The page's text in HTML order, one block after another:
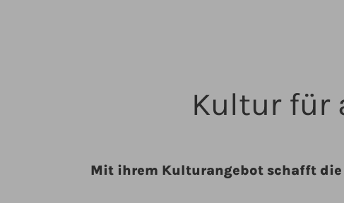
Kultur für
Mit ihrem Kulturangebot schafft